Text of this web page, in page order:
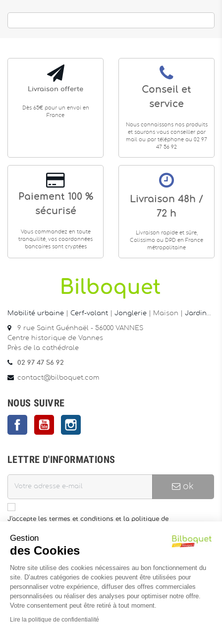
Livraison offerte
Dès 65€ pour un envoi en
France
Conseil et
service
Nous connaissons nos produits
et saurons vous conseiller par
mail ou par téléphone au 02 97
47 56 92
Paiement 100 %
sécurisé
Vous commandez en toute
tranquilité, vos coordonnées
bancaires sont cryptées
Livraison 48h /
72 h
Livraison rapide et sûre,
Colissimo ou DPD en France
métropolitaine
Mobilité urbaine Cerf-volant Jonglerie | Maison | Jardin
9 rue Saint Guénhaël - 56000 VANNES
Centre historique de Vannes
Près de la cathédrale
02 97 47 56 92
contact@bilboquet.com
NOUS SUIVRE
FacebookYouTube
LETTRE D'INFORMATIONS
ok
J'accepte les termes et conditions et la politique de
Vous pouvez vous désinscrire à tout moment. Vous trouverez pour
cela nos informations de contact dans les conditions d'utilisation
INFORMATIONS
Gestion
des Cookies
Notre site utilise des cookies nécessaires au bon fonctionnement du
site. D’autres catégories de cookies peuvent être utilisées pour
personnaliser votre expérience, diffuser des offres commerciales
personnalisées ou réaliser des analyses pour optimiser notre offre.
Votre consentement peut être retiré à tout moment.
Lire la politique de confidentialité